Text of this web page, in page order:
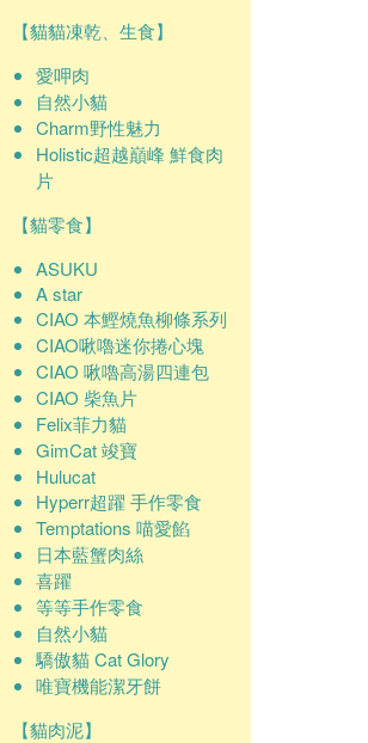
【貓貓凍乾、生食】
愛呷肉
自然小貓
Charm野性魅力
Holistic超越巔峰 鮮食肉
片
【貓零食】
ASUKU
A star
CIAO 本鰹燒魚柳條系列
CIAO啾嚕迷你捲心塊
CIAO 啾嚕高湯四連包
CIAO 柴魚片
Felix菲力貓
GimCat 竣寶
Hulucat
Hyperr超躍 手作零食
Temptations 喵愛餡
日本藍蟹肉絲
喜躍
等等手作零食
自然小貓
驕傲貓 Cat Glory
唯寶機能潔牙餅
【貓肉泥】